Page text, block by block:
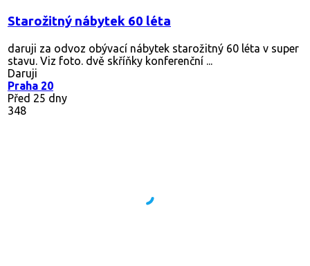
Starožitný nábytek 60 léta
daruji za odvoz obývací nábytek starožitný 60 léta v super
stavu. Viz foto. dvě skříňky konferenční ...
Daruji
Praha 20
Před 25 dny
348